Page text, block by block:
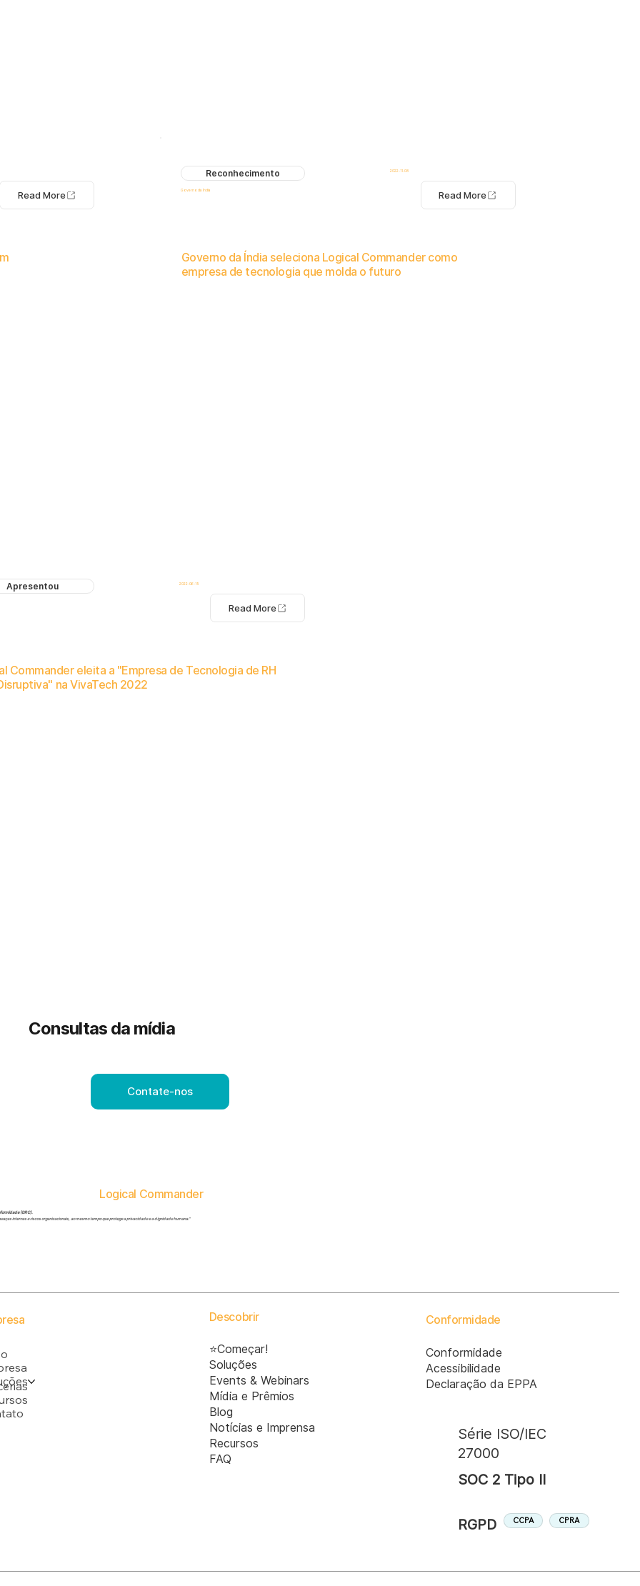
Read More
Reconhecimento 2022-11-08
Governo da Índia Read More
Governo da Índia seleciona Logical Commander como
empresa de tecnologia que molda o futuro
Apresentou 2022-06-15
Read More
Commander eleita a "Empresa de Tecnologia de RH
na VivaTech 2022
Consultas da mídia
Contate-nos
(GRC).
internas e riscos organizacionais, ao mesmo tempo que protege a privacidade e a dignidade humana."
Logical Commander
Descobrir
⭐Começar!
Soluções
Events & Webinars
Mídia e Prêmios
Blog
Notícias e Imprensa
Recursos
FAQ
Conformidade
Conformidade
Acessibilidade
Declaração da EPPA
Série ISO/IEC
27000
SOC 2 Tipo II
RGPD CCPA CPRA